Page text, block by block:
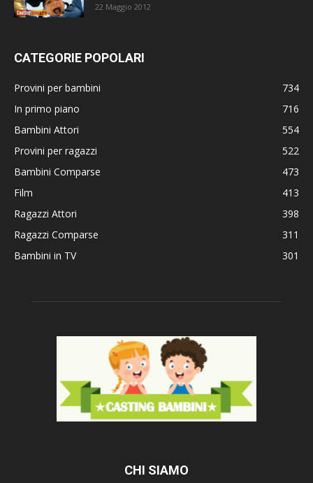
22 Maggio 2012
CATEGORIE POPOLARI
Provini per bambini
734
In primo piano
716
Bambini Attori
554
Provini per ragazzi
522
Bambini Comparse
473
Film
413
Ragazzi Attori
398
Ragazzi Comparse
311
Bambini in TV
301
CHI SIAMO